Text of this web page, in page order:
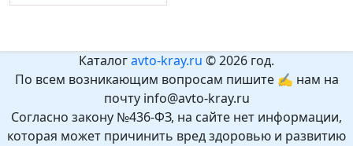
Каталогavto-kray.ru © 2026 год.
По всем возникающим вопросам пишите ✍ нам на
почту info@avto-kray.ru
Согласно закону №436-ФЗ, на сайте нет информации,
которая может причинить вред здоровью и развитию